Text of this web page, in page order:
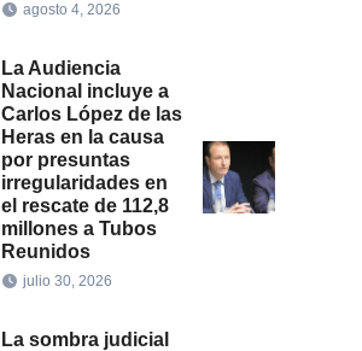
agosto 4, 2026
La Audiencia
Nacional incluye a
Carlos López de las
Heras en la causa
por presuntas
irregularidades en
el rescate de 112,8
millones a Tubos
Reunidos
julio 30, 2026
La sombra judicial